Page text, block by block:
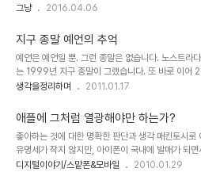
서 자칫 엄한 것을 원인이라 지목하기도 합니다. 그건
다수가 원인으로 지목하는 건 금전적인 것에 있습니
입장에서 금수저는 그저 부러운 대상입니다. 그러나
지의 문제는 달리 볼 사안인 것 같습니다. 뭐~ 여건
생각하는 이들 보다 훨씬 더 행복할 것 같아 보이는
니다만... 이걸 웃기다고 해야할지 모르겠으나.. 뭐~
지 않는 금수저들.. 그들의 ..
그냥 2016.04.06
지구 종말 예언의 추억
예언은 예언일 뿐. 그런 종말은 없습니다. 노스트라
는 1999년 지구 종말이 그랬습니다. 또 바로 이어
에 따른 컴퓨터 버그에서 파생될 여러 문제들을 묶어
지금에서 그때 일들을 돌아보면 우습기도 하고 기분
기도 합니다. 물론 사회적으로 표면화되어 일어났던
소소하게 웃지 못할 촌극으로 종결된 사이비 종교들
가 모르는 사이에 적잖이 있었을 겁니다. 끝없이 이
1992년, 다미신인가 다미선인가라고 하는 일부 기
생각을정리하며 2011.01.17
애플에 그처럼 열광해야만 하는가?
좋아하는 것에 대한 명확한 판단과 생각 매킨토시로
유명세가 작지 않지만, 아이폰이 국내에 발매가 되면
하여 판매하는 기업 애플에 대한 관심 또한 더욱 높아
디지털이야기/스맡폰&모바일 2010.01.29